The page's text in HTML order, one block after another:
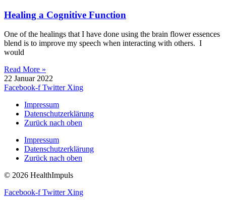
Healing a Cognitive Function
One of the healings that I have done using the brain flower essences
blend is to improve my speech when interacting with others. I
would
Read More »
22 Januar 2022
Facebook-f Twitter Xing
Impressum
Datenschutzerklärung
Zurück nach oben
Impressum
Datenschutzerklärung
Zurück nach oben
© 2026 HealthImpuls
Facebook-f Twitter Xing